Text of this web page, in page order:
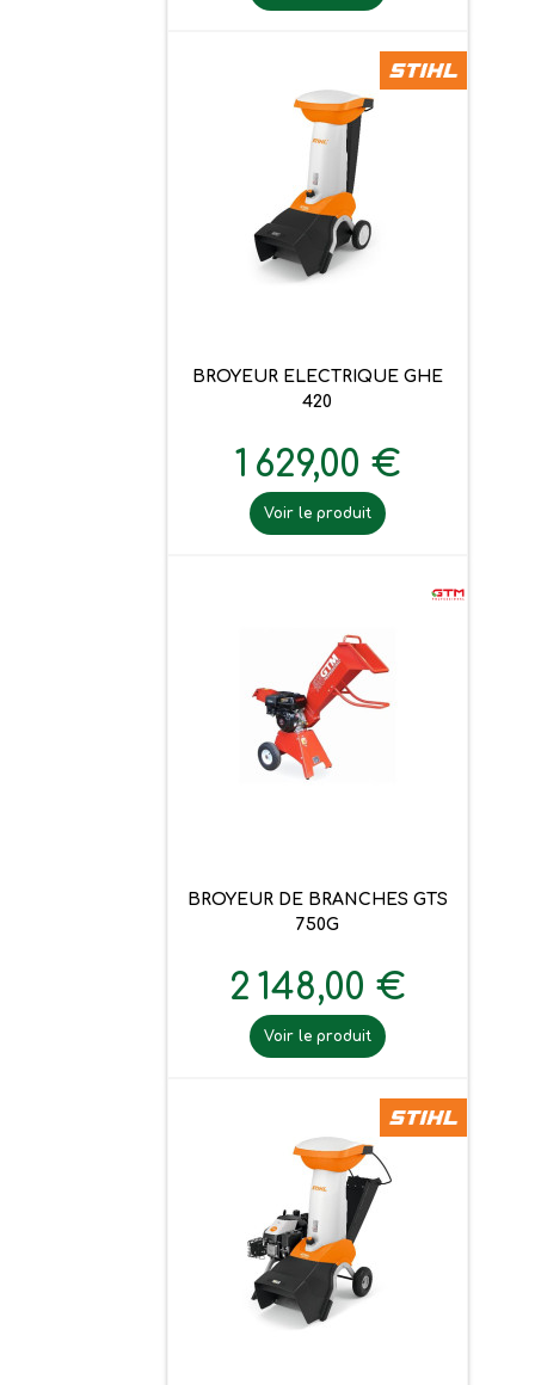
BROYEUR ELECTRIQUE GHE
420
1 629,00 €
Voir le produit
BROYEUR DE BRANCHES GTS
750G
2 148,00 €
Voir le produit